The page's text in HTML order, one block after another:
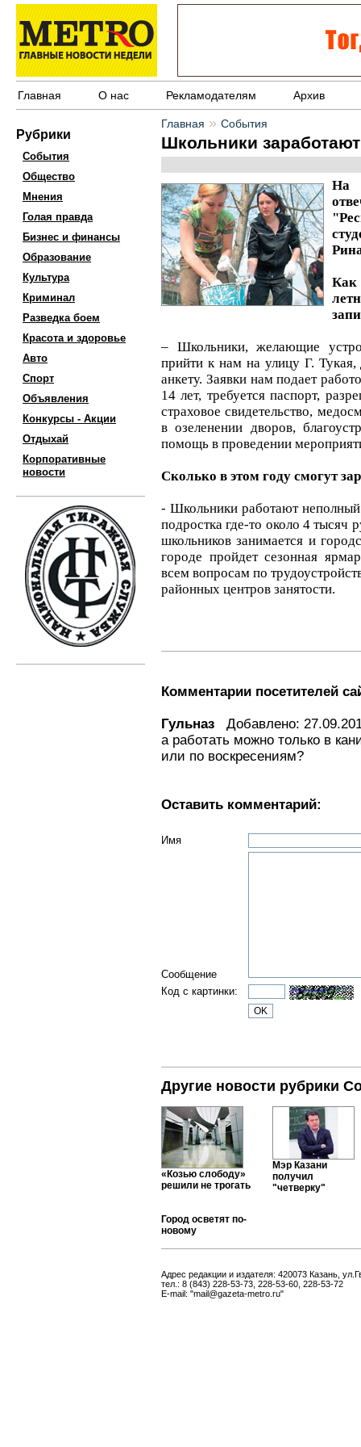
Главная О нас Рекламодателям Архив
Рубрики
События
Общество
Мнения
Голая правда
Бизнес и финансы
Образование
Культура
Криминал
Разведка боем
Красота и здоровье
Авто
Спорт
Объявления
Конкурсы - Акции
Отдыхай
Корпоративные
новости
Главная » События
Школьники
На
Как
– Школьники, желающие
прийти к нам на улицу Г.
анкету. Заявки нам подает
14 лет, требуется паспорт,
страховое свидетельство,
в озеленении дворов,
помощь в проведении
Сколько в этом году смогут
- Школьники работают
подростка где-то около 4 тысяч
школьников занимается и
городе пройдет сезонная
всем вопросам по
районных центров занятости.
Комментарии посетителей
Гульназ Добавлено:
а работать можно только в
или по воскресениям?
Оставить комментарий:
Имя
Сообщение
Код с картинки:
Другие новости рубрики
«Козью слободу»
решили не трогать
Мэр Казани
получил
"четверку"
Город осветят по-
новому
Адрес редакции и издателя: 420073 Казань,
тел.: 8 (843) 228-53-73, 228-53-60, 228-53-72
E-mail: "mail@gazeta-metro.ru"